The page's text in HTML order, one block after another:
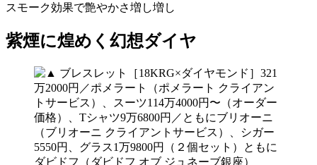
スモーク効果で艶やかさ増し増し
紫煙に煌めく幻想ダイヤ